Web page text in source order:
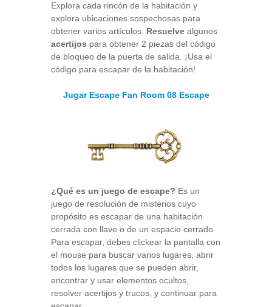
Explora cada rincón de la habitación y
explora ubicaciones sospechosas para
obtener varios artículos. Resuelve algunos
acertijos para obtener 2 piezas del código
de bloqueo de la puerta de salida. ¡Usa el
código para escapar de la habitación!
Jugar Escape Fan Room 08 Escape
¿Qué es un juego de escape? Es un
juego de resolución de misterios cuyo
propósito es escapar de una habitación
cerrada con llave o de un espacio cerrado.
Para escapar, debes clickear la pantalla con
el mouse para buscar varios lugares, abrir
todos los lugares que se pueden abrir,
encontrar y usar elementos ocultos,
resolver acertijos y trucos, y continuar para